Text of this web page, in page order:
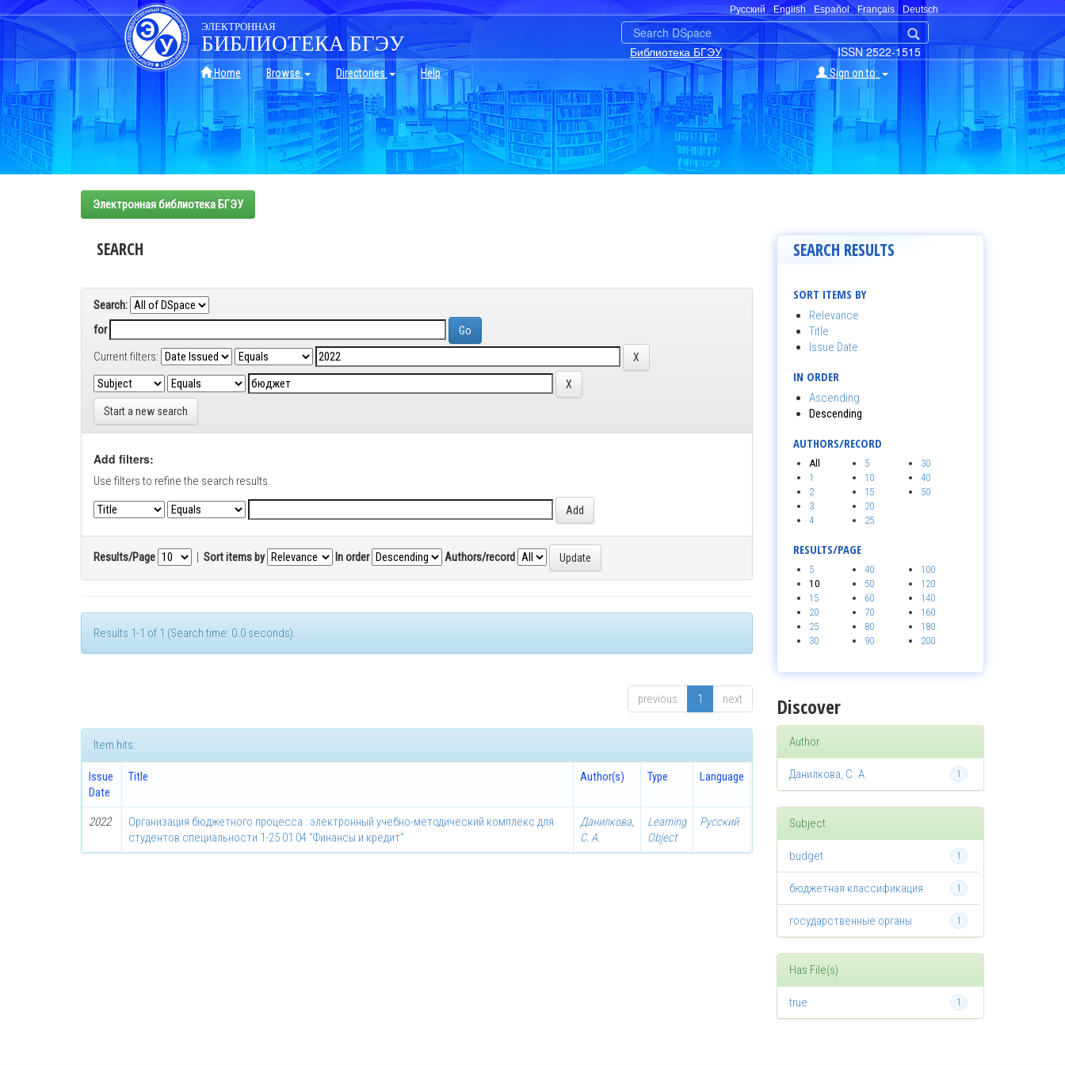
Skip
navigation
Русский English Español Français Deutsch
ISSN 2522-1515
Библиотека БГЭУ
ЭЛЕКТРОННАЯ
БИБЛИОТЕКА БГЭУ
Home Browse Directories Help Sign on to:
Электронная библиотека БГЭУ
SEARCH
Search:
for
Current filters:
Start a new search
Add filters:
Use filters to refine the search results.
Results/Page | Sort items by In order Authors/record
Results 1-1 of 1 (Search time: 0.0 seconds).
previous 1 next
Item hits:
Issue
Date
Title Author(s) Type Language
2022
Организация бюджетного процесса : электронный учебно-методический комплекс для
студентов специальности 1-25 01 04 "Финансы и кредит"
Данилкова,
С. А.
Learning
Object
Русский
SEARCH RESULTS
SORT ITEMS BY
Relevance
Title
Issue Date
IN ORDER
Ascending
Descending
AUTHORS/RECORD
All
1
2
3
4
5
10
15
20
25
30
40
50
RESULTS/PAGE
5
10
15
20
25
30
40
50
60
70
80
90
100
120
140
160
180
200
Discover
Author
1
Данилкова, С. А.
Subject
1
budget
1
бюджетная классификация
1
государственные органы
Has File(s)
1
true